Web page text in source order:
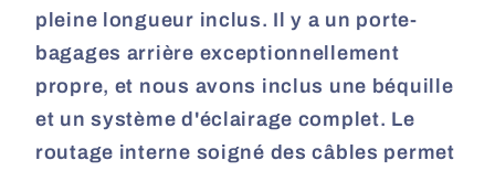
pleine longueur inclus. Il y a un porte-
bagages arrière exceptionnellement
propre, et nous avons inclus une béquille
et un système d'éclairage complet. Le
routage interne soigné des câbles permet